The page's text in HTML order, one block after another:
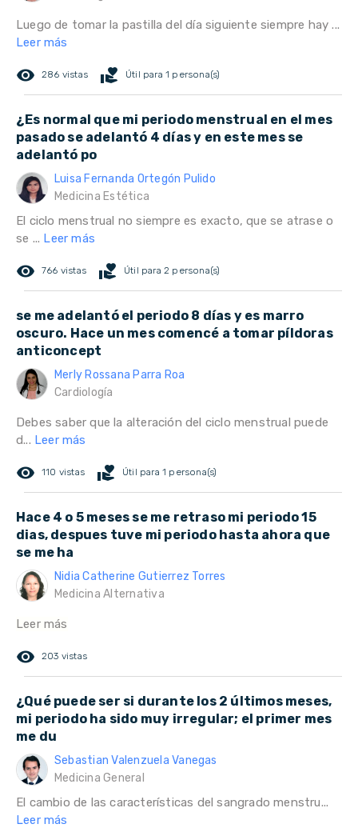
Luego de tomar la pastilla del día siguiente siempre hay ...
Leer más
remove_red_eye 286 vistas volunteer_activism Útil para 1 persona(s)
¿Es normal que mi periodo menstrual en el mes
pasado se adelantó 4 días y en este mes se
adelantó po
Luisa Fernanda Ortegón Pulido
Medicina Estética
El ciclo menstrual no siempre es exacto, que se atrase o
se ... Leer más
remove_red_eye 766 vistas volunteer_activism Útil para 2 persona(s)
se me adelantó el periodo 8 días y es marro
oscuro. Hace un mes comencé a tomar píldoras
anticoncept
Merly Rossana Parra Roa
Cardiología
Debes saber que la alteración del ciclo menstrual puede
d... Leer más
remove_red_eye 110 vistas volunteer_activism Útil para 1 persona(s)
Hace 4 o 5 meses se me retraso mi periodo 15
dias, despues tuve mi periodo hasta ahora que
se me ha
Nidia Catherine Gutierrez Torres
Medicina Alternativa
Leer más
remove_red_eye 203 vistas
¿Qué puede ser si durante los 2 últimos meses,
mi periodo ha sido muy irregular; el primer mes
me du
Sebastian Valenzuela Vanegas
Medicina General
El cambio de las características del sangrado menstru...
Leer más